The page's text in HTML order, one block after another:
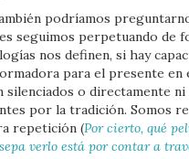
podríamos
seguimos perpetuando de
nos definen, si hay
para el presente en
silenciados o directamente ni
por la tradición. Somos
repetición (Por cierto, qué
verlo está por contar a